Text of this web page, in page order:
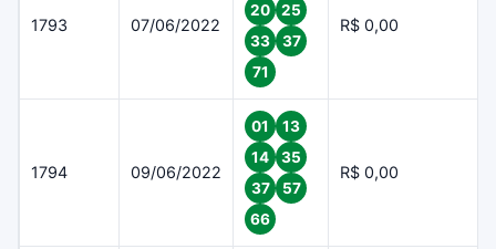
1793 07/06/2022
20
25
33
37
71
R$ 0,00
1794 09/06/2022
01
13
14
35
37
57
66
R$ 0,00